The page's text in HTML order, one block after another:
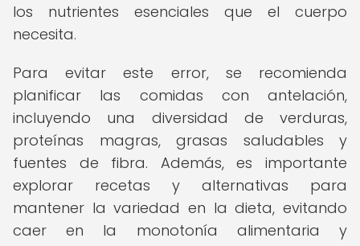
los nutrientes esenciales que el cuerpo
necesita.
Para evitar este error, se recomienda
planificar las comidas con antelación,
incluyendo una diversidad de verduras,
proteínas magras, grasas saludables y
fuentes de fibra. Además, es importante
explorar recetas y alternativas para
mantener la variedad en la dieta, evitando
caer en la monotonía alimentaria y